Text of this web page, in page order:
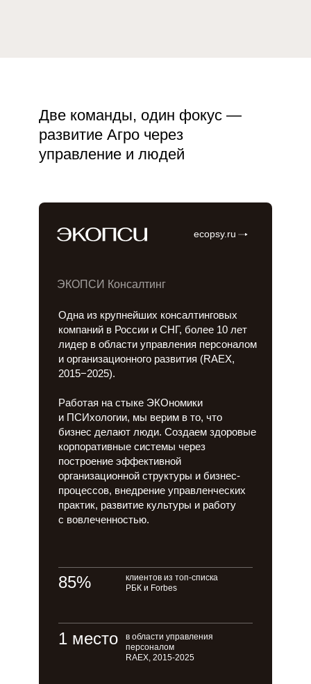
Две команды, один фокус —
развитие Агро через
управление и людей
85%
клиентов из топ-списка
РБК и Forbes
1 место
в области управления
персоналом
RAEX, 2015-2025
ЭКОПСИ Консалтинг
Одна из крупнейших консалтинговых
компаний в России и СНГ, более 10 лет
лидер в области управления персоналом
и организационного развития (RAEX,
2015−2025).
Работая на стыке ЭКОномики
и ПСИхологии, мы верим в то, что
бизнес делают люди. Создаем здоровые
корпоративные системы через
построение эффективной
организационной структуры и бизнес-
процессов, внедрение управленческих
практик, развитие культуры и работу
с вовлеченностью.
ecopsy.ru